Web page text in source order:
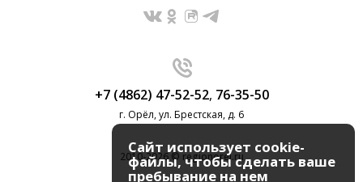
+7 (4862) 47-52-52, 76-35-50
г. Орёл, ул. Брестская, д. 6
2010-2026 © regionorel.ru
Сайт использует cookie-
файлы, чтобы сделать ваше
пребывание на нем